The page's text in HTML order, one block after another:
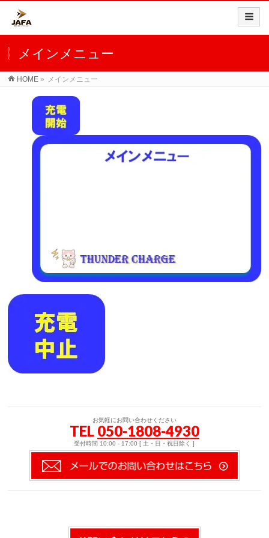
メインメニュー
HOME » メインメニュー
お気軽にお問い合わせください
TEL 050-1808-4930
受付時間 10:00 - 17:00 [ 土・日・祝日除く ]